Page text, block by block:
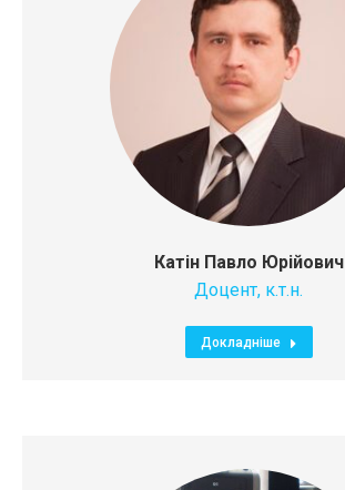
Катін Павло Юрійович
Доцент, к.т.н.
Докладніше